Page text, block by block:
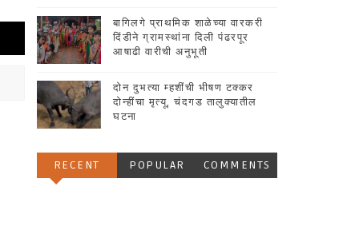
बागिलगे प्राथमिक शाळेच्या वारकरी
दिंडीने ग्रामस्थांना दिली पंढरपूर
आषाढी वारीची अनुभूती
दोन दुभत्या म्हशींची भीषण टक्कर
दोन्हींचा मृत्यू, चंदगड तालुक्यातील
घटना
RECENT POPULAR COMMENTS